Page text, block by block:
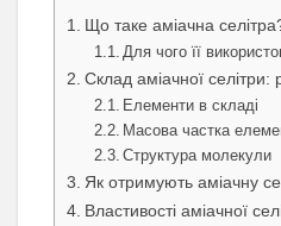
Що таке аміачна
Для чого її
Склад аміачної
Елементи в складі
Масова частка
Структура молекули
Як отримують аміачну
Властивості аміачної